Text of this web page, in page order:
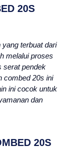
20S
terbuat dari
melalui proses
serat pendek
combed 20s ini
ini cocok untuk
dan
20S